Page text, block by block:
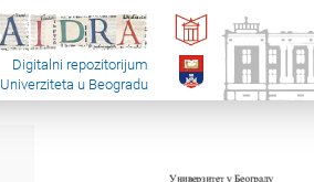
Digitalni repozitorijum
Univerziteta u Beogradu